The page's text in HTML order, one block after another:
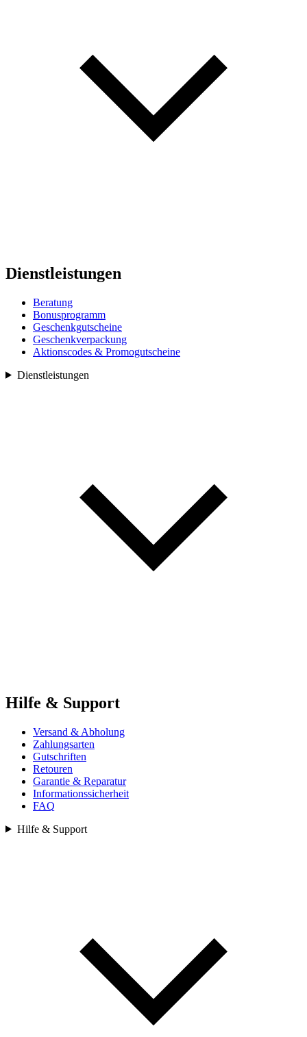
Dienstleistungen
Beratung
Bonusprogramm
Geschenkgutscheine
Geschenkverpackung
Aktionscodes & Promogutscheine
Dienstleistungen
Hilfe & Support
Versand & Abholung
Zahlungsarten
Gutschriften
Retouren
Garantie & Reparatur
Informationssicherheit
FAQ
Hilfe & Support